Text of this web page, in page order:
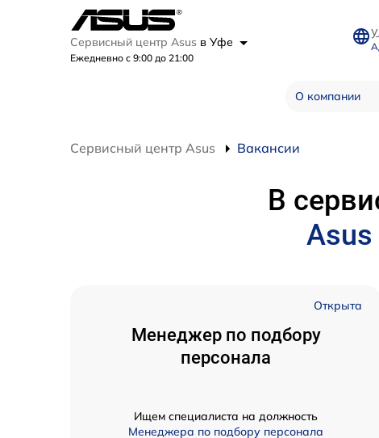
Сервисный центр Asus в Уфе
Ежедневно с 9:00 до 21:00
О компании
Сервисный центр Asus Вакансии
В
Asus
Открыта
Менеджер по подбору
персонала
Ищем специалиста на должность
Менеджера по подбору персонала